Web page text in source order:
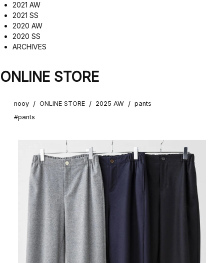
2021 AW
2021 SS
2020 AW
2020 SS
ARCHIVES
ONLINE STORE
nooy / ONLINE STORE / 2025 AW / pants
#pants